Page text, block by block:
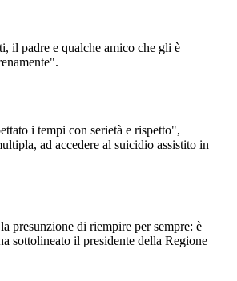
il padre e qualche amico che gli è
i tempi con serietà e rispetto",
ad accedere al suicidio assistito in
presunzione di riempire per sempre: è
sottolineato il presidente della Regione